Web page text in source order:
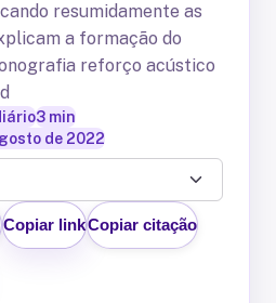
resumidamente as
a formação do
reforço acústico
3 min
de 2022
Copiar linkCopiar citação